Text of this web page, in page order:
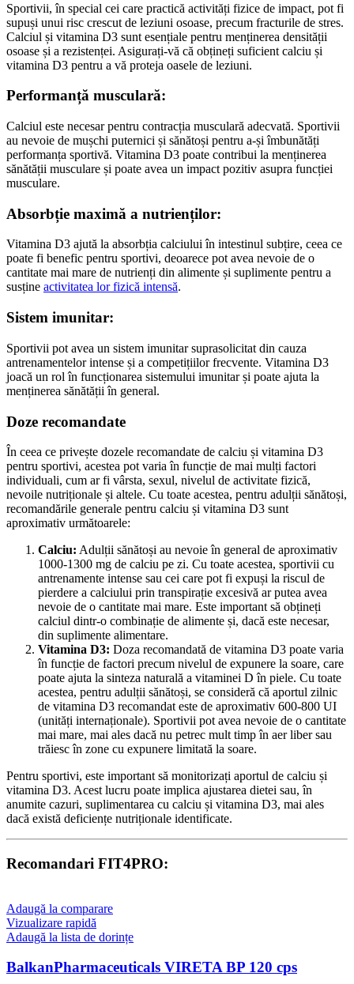
Sportivii, în special cei care practică activități fizice de impact, pot fi
supuși unui risc crescut de leziuni osoase, precum fracturile de stres.
Calciul și vitamina D3 sunt esențiale pentru menținerea densității
osoase și a rezistenței. Asigurați-vă că obțineți suficient calciu și
vitamina D3 pentru a vă proteja oasele de leziuni.
Performanță musculară:
Calciul este necesar pentru contracția musculară adecvată. Sportivii
au nevoie de mușchi puternici și sănătoși pentru a-și îmbunătăți
performanța sportivă. Vitamina D3 poate contribui la menținerea
sănătății musculare și poate avea un impact pozitiv asupra funcției
musculare.
Absorbție maximă a nutrienților:
Vitamina D3 ajută la absorbția calciului în intestinul subțire, ceea ce
poate fi benefic pentru sportivi, deoarece pot avea nevoie de o
cantitate mai mare de nutrienți din alimente și suplimente pentru a
susține activitatea lor fizică intensă.
Sistem imunitar:
Sportivii pot avea un sistem imunitar suprasolicitat din cauza
antrenamentelor intense și a competițiilor frecvente. Vitamina D3
joacă un rol în funcționarea sistemului imunitar și poate ajuta la
menținerea sănătății în general.
Doze recomandate
În ceea ce privește dozele recomandate de calciu și vitamina D3
pentru sportivi, acestea pot varia în funcție de mai mulți factori
individuali, cum ar fi vârsta, sexul, nivelul de activitate fizică,
nevoile nutriționale și altele. Cu toate acestea, pentru adulții sănătoși,
recomandările generale pentru calciu și vitamina D3 sunt
aproximativ următoarele:
Calciu: Adulții sănătoși au nevoie în general de aproximativ
1000-1300 mg de calciu pe zi. Cu toate acestea, sportivii cu
antrenamente intense sau cei care pot fi expuși la riscul de
pierdere a calciului prin transpirație excesivă ar putea avea
nevoie de o cantitate mai mare. Este important să obțineți
calciul dintr-o combinație de alimente și, dacă este necesar,
din suplimente alimentare.
Vitamina D3: Doza recomandată de vitamina D3 poate varia
în funcție de factori precum nivelul de expunere la soare, care
poate ajuta la sinteza naturală a vitaminei D în piele. Cu toate
acestea, pentru adulții sănătoși, se consideră că aportul zilnic
de vitamina D3 recomandat este de aproximativ 600-800 UI
(unități internaționale). Sportivii pot avea nevoie de o cantitate
mai mare, mai ales dacă nu petrec mult timp în aer liber sau
trăiesc în zone cu expunere limitată la soare.
Pentru sportivi, este important să monitorizați aportul de calciu și
vitamina D3. Acest lucru poate implica ajustarea dietei sau, în
anumite cazuri, suplimentarea cu calciu și vitamina D3, mai ales
dacă există deficiențe nutriționale identificate.
Recomandari FIT4PRO:
Adaugă la comparare
Vizualizare rapidă
Adaugă la lista de dorințe
BalkanPharmaceuticals VIRETA BP 120 cps